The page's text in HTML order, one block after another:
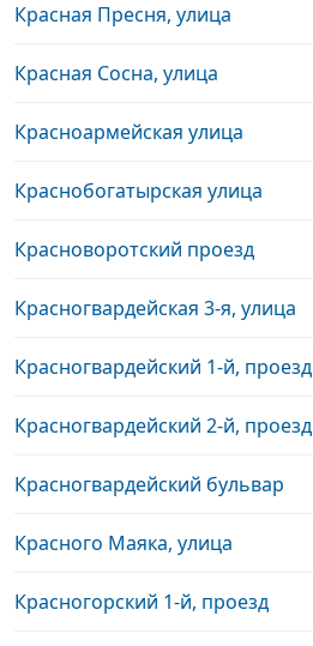
Красная Пресня, улица
Красная Сосна, улица
Красноармейская улица
Краснобогатырская улица
Красноворотский проезд
Красногвардейская 3-я, улица
Красногвардейский 1-й, проезд
Красногвардейский 2-й, проезд
Красногвардейский бульвар
Красного Маяка, улица
Красногорский 1-й, проезд